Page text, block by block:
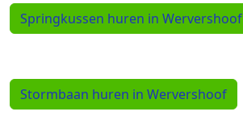
Springkussen huren in Wervershoof
Stormbaan huren in Wervershoof